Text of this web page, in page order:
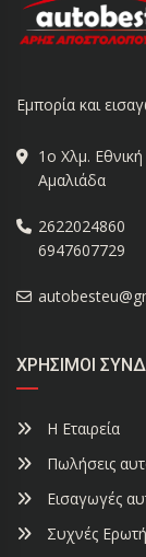
Εμπορία και
1ο Χλμ.
Αμαλιάδα
2622024860
6947607729
ΧΡΉΣΙΜΟΙ
Η Εταιρεία
Πωλήσεις
Εισαγωγές
Συχνές